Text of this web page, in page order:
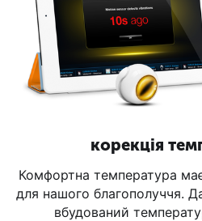
корекція
Комфортна температура
для нашого благополуччя.
вбудований